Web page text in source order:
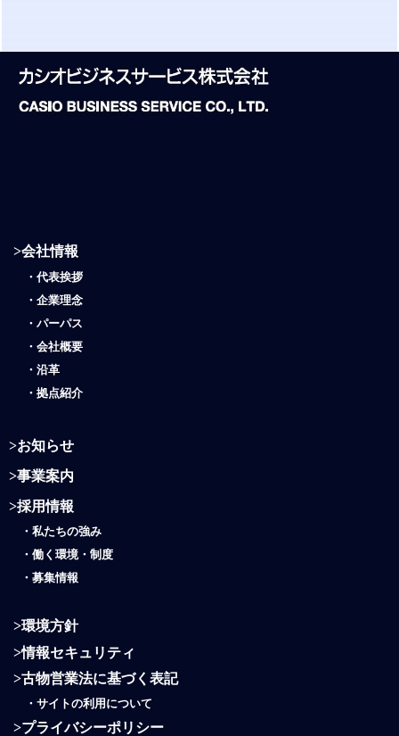
>会社情報
・ 代表挨拶
・ 企業理念
・ パーパス
・ 会社概要
・ 沿革
・ 拠点紹介
>お知らせ
>事業案内
>採用情報
・ 私たちの強み
・働く環境・制度
・ 募集情報
>環境方針
>情報セキュリティ
>古物営業法に基づく表記
・ サイトの利用について
>プライバシーポリシー